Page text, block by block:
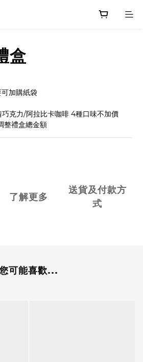
盒
加購紙袋
克力/阿拉比卡咖啡 4種口味不加價
整禮盒總金額
了解更多
送貨及付款方
式
可能喜歡...